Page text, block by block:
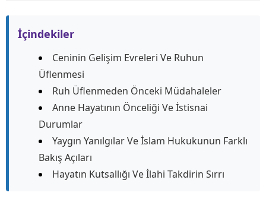
İçindekiler
Ceninin Gelişim Evreleri Ve Ruhun
Üflenmesi
Ruh Üflenmeden Önceki Müdahaleler
Anne Hayatının Önceliği Ve İstisnai
Durumlar
Yaygın Yanılgılar Ve İslam Hukukunun Farklı
Bakış Açıları
Hayatın Kutsallığı Ve İlahi Takdirin Sırrı